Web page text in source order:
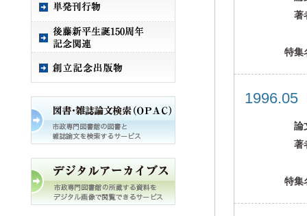
著
特集
論
著
特集